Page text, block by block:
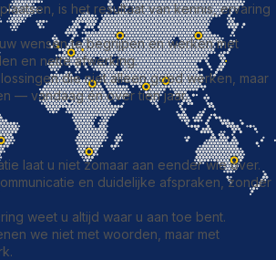
is het resultaat van kennis, ervaring
wensen te begrijpen en werken met
en nette afwerking.
die niet alleen goed werken, maar
— vandaag én over tien jaar.
laat u niet zomaar aan eender wie over.
en duidelijke afspraken, zonder
weet u altijd waar u aan toe bent.
we niet met woorden, maar met